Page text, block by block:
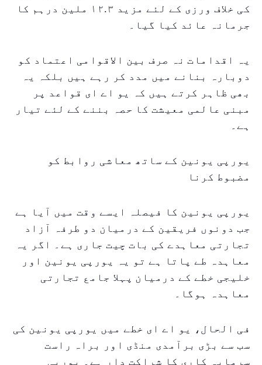
کی خلاف ورزی کے لئے مزید ۱۲.۳ ملین درہم کا
جرمانہ عائد کیا گیا۔
یہ اقدامات نہ صرف بین الاقوامی اعتماد کو
دوبارہ بنانے میں مدد کر رہے ہیں بلکہ یہ
بھی ظاہر کرتے ہیں کہ یو اے ای قواعد پر
مبنی عالمی معیشت کا حصہ بننے کے لئے تیار
ہے۔
یورپی یونین کے ساتھ معاشی روابط کو
مضبوط کرنا
یورپی یونین کا فیصلہ ایسے وقت میں آیا ہے
جب دونوں فریقین کے درمیان دو طرفہ آزاد
تجارتی معاہدے کی بات چیت جاری ہے۔ اگر یہ
معاہدہ طے پاتا ہے تو یہ یورپی یونین اور
خلیجی خطے کے درمیان پہلا جامع تجارتی
معاہدہ ہوگا۔
فی الحال، یو اے ای خطے میں یورپی یونین کی
سب سے بڑی برآمدی منڈی اور براہ راست
سرمایہ کاری کا شراکت دار ہے۔ یورپی